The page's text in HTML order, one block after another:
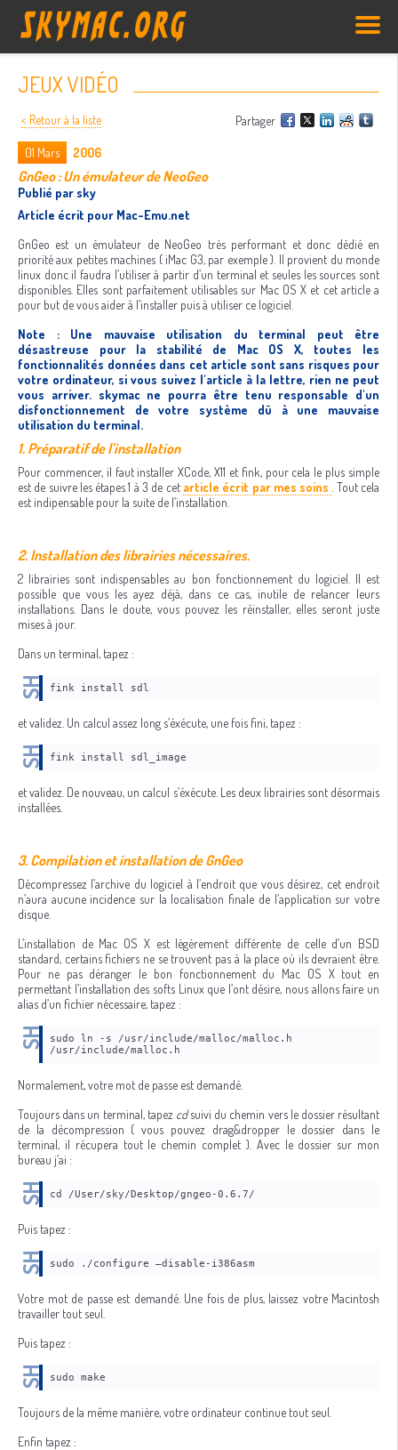
JEUX VIDÉO
Partager
< Retour à la liste
01 Mars 2006
GnGeo : Un émulateur de NeoGeo
Publié par sky
Article écrit pour Mac-Emu.net
GnGeo est un émulateur de NeoGeo très performant et donc dédié en
priorité aux petites machines ( iMac G3, par exemple ). Il provient du monde
linux donc il faudra l’utiliser à partir d’un terminal et seules les sources sont
disponibles. Elles sont parfaitement utilisables sur Mac OS X et cet article a
pour but de vous aider à l’installer puis à utiliser ce logiciel.
Note : Une mauvaise utilisation du terminal peut être
désastreuse pour la stabilité de Mac OS X, toutes les
fonctionnalités données dans cet article sont sans risques pour
votre ordinateur, si vous suivez l'article à la lettre, rien ne peut
vous arriver. skymac ne pourra être tenu responsable d'un
disfonctionnement de votre système dû à une mauvaise
utilisation du terminal.
1. Préparatif de l’installation
Pour commencer, il faut installer XCode, X11 et fink, pour cela le plus simple
est de suivre les étapes 1 à 3 de cet article écrit par mes soins . Tout cela
est indipensable pour la suite de l’installation.
2. Installation des librairies nécessaires.
2 librairies sont indispensables au bon fonctionnement du logiciel. Il est
possible que vous les ayez déjà, dans ce cas, inutile de relancer leurs
installations. Dans le doute, vous pouvez les réinstaller, elles seront juste
mises à jour.
Dans un terminal, tapez :
fink install sdl
et validez. Un calcul assez long s’éxécute, une fois fini, tapez :
fink install sdl_image
et validez. De nouveau, un calcul s’éxécute. Les deux librairies sont désormais
installées.
3. Compilation et installation de GnGeo
Décompressez l’archive du logiciel à l’endroit que vous désirez, cet endroit
n’aura aucune incidence sur la localisation finale de l’application sur votre
disque.
L’installation de Mac OS X est légèrement différente de celle d’un BSD
standard, certains fichiers ne se trouvent pas à la place où ils devraient être.
Pour ne pas déranger le bon fonctionnement du Mac OS X tout en
permettant l’installation des softs Linux que l’ont désire, nous allons faire un
alias d’un fichier nécessaire, tapez :
sudo ln -s /usr/include/malloc/malloc.h
/usr/include/malloc.h
Normalement, votre mot de passe est demandé.
Toujours dans un terminal, tapez cdsuivi du chemin vers le dossier résultant
de la décompression ( vous pouvez drag&dropper le dossier dans le
terminal, il récupera tout le chemin complet ). Avec le dossier sur mon
bureau j’ai :
cd /User/sky/Desktop/gngeo-0.6.7/
Puis tapez :
sudo ./configure —disable-i386asm
Votre mot de passe est demandé. Une fois de plus, laissez votre Macintosh
travailler tout seul.
Puis tapez :
sudo make
Toujours de la même manière, votre ordinateur continue tout seul.
Enfin tapez :